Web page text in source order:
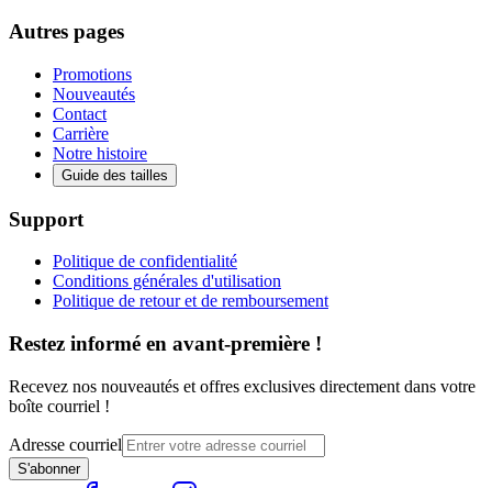
Autres pages
Promotions
Nouveautés
Contact
Carrière
Notre histoire
Guide des tailles
Support
Politique de confidentialité
Conditions générales d'utilisation
Politique de retour et de remboursement
Restez informé en avant-première !
Recevez nos nouveautés et offres exclusives directement dans votre
boîte courriel !
Adresse courriel
S'abonner